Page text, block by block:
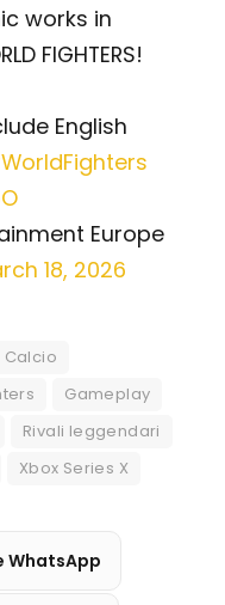
works in
FIGHTERS!
English
Europe
18, 2026
Calcio
Gameplay
Rivali leggendari
Xbox Series X
WhatsApp